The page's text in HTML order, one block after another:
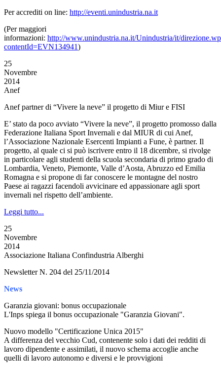
Per accrediti on line: http://eventi.unindustria.na.it
(Per maggiori
informazioni: http://www.unindustria.na.it/Unindustria/it/
contentId=EVN134941)
25
Novembre
2014
Anef
Anef partner di “Vivere la neve” il progetto di Miur e FISI
E’ stato da poco avviato “Vivere la neve”, il progetto promosso dalla
Federazione Italiana Sport Invernali e dal MIUR di cui Anef,
l’Associazione Nazionale Esercenti Impianti a Fune, è partner. Il
progetto, al quale ci si può iscrivere entro il 18 dicembre, si rivolge
in particolare agli studenti della scuola secondaria di primo grado di
Lombardia, Veneto, Piemonte, Valle d’Aosta, Abruzzo ed Emilia
Romagna e si propone di far conoscere le montagne del nostro
Paese ai ragazzi facendoli avvicinare ed appassionare agli sport
invernali nel rispetto dell’ambiente.
Leggi tutto...
25
Novembre
2014
Associazione Italiana Confindustria Alberghi
Newsletter N. 204 del 25/11/2014
News
Garanzia giovani: bonus occupazionale
L'Inps spiega il bonus occupazionale "Garanzia Giovani".
Nuovo modello "Certificazione Unica 2015"
A differenza del vecchio Cud, contenente solo i dati dei redditi di
lavoro dipendente e assimilati, il nuovo schema accoglie anche
quelli di lavoro autonomo e diversi e le provvigioni